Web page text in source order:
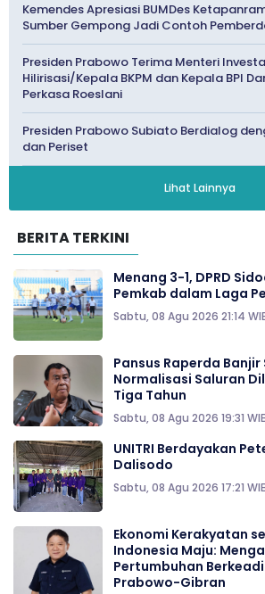
Kemendes Apresiasi BUMDes
Sumber Gempong Jadi Contoh
Presiden Prabowo Terima Menteri
Hilirisasi/Kepala BKPM dan Kepala BPI
Perkasa Roeslani
Presiden Prabowo Subiato Berdialog
dan Periset
Lihat Lainnya
BERITA TERKINI
Menang 3-1, DPRD
Pemkab dalam Laga
Sabtu, 08 Agu 2026 21:14
Pansus Raperda
Normalisasi Saluran
Tiga Tahun
Sabtu, 08 Agu 2026 19:31
UNITRI Berdayakan
Dalisodo
Sabtu, 08 Agu 2026 17:21
Ekonomi Kerakyatan
Indonesia Maju:
Pertumbuhan
Prabowo-Gibran